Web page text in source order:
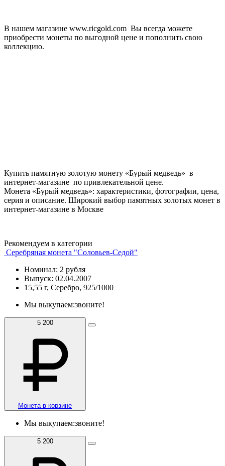
В нашем магазине www.ricgold.com Вы всегда можете
приобрести монеты по выгодной цене и пополнить свою
коллекцию.
Купить памятную золотую монету «Бурый медведь» в
интернет-магазине по привлекательной цене.
Монета «Бурый медведь»: характеристики, фотографии, цена,
серия и описание. Широкий выбор памятных золотых монет в
интернет-магазине в Москве
Рекомендуем в категории
Серебряная монета "Соловьев-Седой"
Номинал: 2 рубля
Выпуск: 02.04.2007
15,55 г, Серебро, 925/1000
Мы выкупаем:звоните!
5 200
Монета в корзине
Мы выкупаем:звоните!
5 200